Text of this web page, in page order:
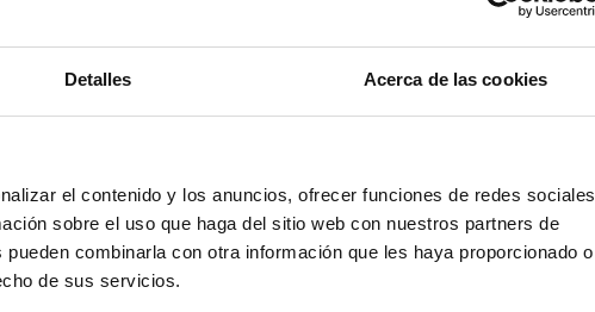
Detalles Acerca de las cookies
el contenido y los anuncios, ofrecer funciones de redes sociales
sobre el uso que haga del sitio web con nuestros partners de
combinarla con otra información que les haya proporcionado o
de sus servicios.